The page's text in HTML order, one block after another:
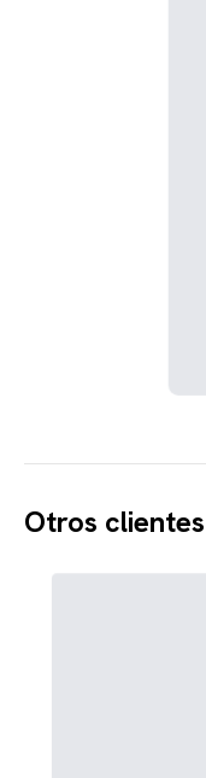
Otros